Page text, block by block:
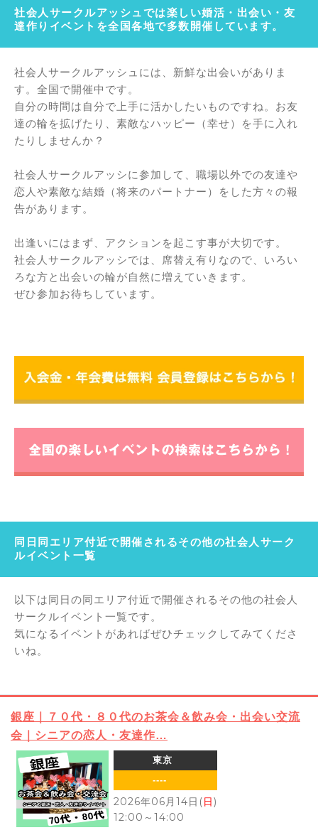
社会人サークルアッシュでは楽しい婚活・出会い・友
達作りイベントを全国各地で多数開催しています。
社会人サークルアッシュには、新鮮な出会いがありま
す。全国で開催中です。
自分の時間は自分で上手に活かしたいものですね。お友
達の輪を拡げたり、素敵なハッピー（幸せ）を手に入れ
たりしませんか？
社会人サークルアッシに参加して、職場以外での友達や
恋人や素敵な結婚（将来のパートナー）をした方々の報
告があります。
出逢いにはまず、アクションを起こす事が大切です。
社会人サークルアッシでは、席替え有りなので、いろい
ろな方と出会いの輪が自然に増えていきます。
ぜひ参加お待ちしています。
同日同エリア付近で開催されるその他の社会人サーク
ルイベント一覧
以下は同日の同エリア付近で開催されるその他の社会人
サークルイベント一覧です。
気になるイベントがあればぜひチェックしてみてくださ
いね。
銀座｜７０代・８０代のお茶会＆飲み会・出会い交流
会｜シニアの恋人・友達作…
東京
----
2026年06月14日(日)
12:00 ～ 14:00